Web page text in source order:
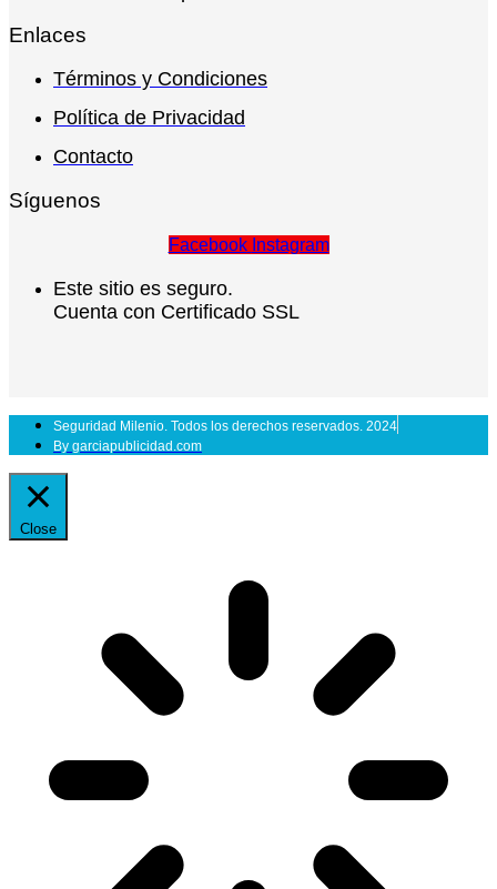
Enlaces
Términos y Condiciones
Política de Privacidad
Contacto
Síguenos
Facebook Instagram
Este sitio es seguro.
Cuenta con Certificado SSL
Seguridad Milenio. Todos los derechos reservados. 2024
By garciapublicidad.com
Close